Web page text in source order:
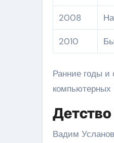
2008
2010
Ранние годы и
компьютерных
Вадим